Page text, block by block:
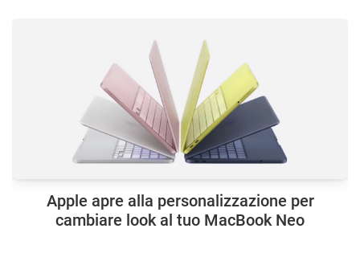
Apple apre alla personalizzazione per
cambiare look al tuo MacBook Neo